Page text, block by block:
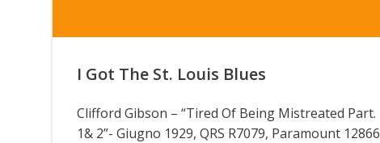
I Got The St. Louis Blues
Clifford Gibson – “Tired Of Being Mistreated Part.
1& 2”- Giugno 1929, QRS R7079, Paramount 12866